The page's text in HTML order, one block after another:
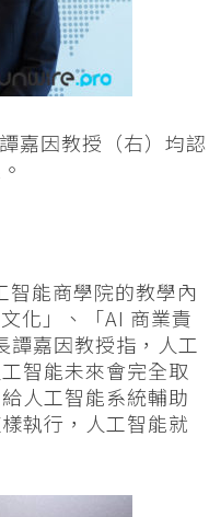
嘉因教授（右）均認
能商學院的教學內
化」、「AI 商業責
譚嘉因教授指，人工
智能未來會完全取
人工智能系統輔助
執行，人工智能就